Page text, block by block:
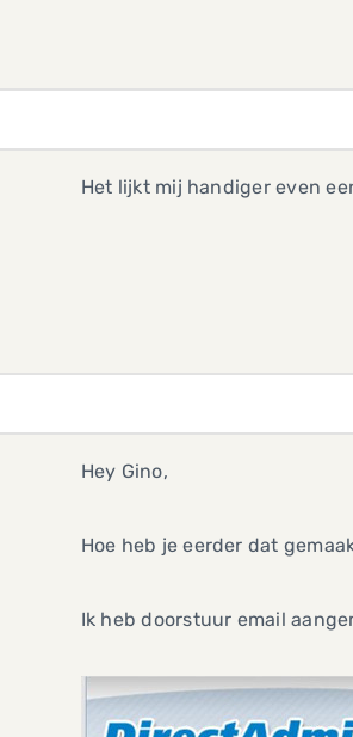
Het lijkt mij handiger even
Hey Gino,
Hoe heb je eerder dat
Ik heb doorstuur email